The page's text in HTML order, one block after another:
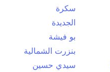
سكرة
الجديدة
بو فيشة
بنزرت الشمالية
سيدي حسين